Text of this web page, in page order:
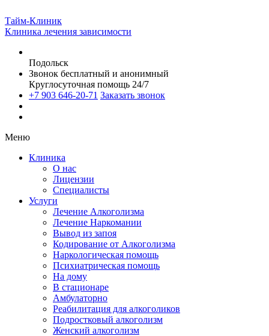
Тайм-Клиник
Клиника лечения зависимости
Подольск
Звонок бесплатный и анонимный
Круглосуточная помощь 24/7
+7 903 646-20-71 Заказать звонок
Меню
Клиника
О нас
Лицензии
Специалисты
Услуги
Лечение Алкоголизма
Лечение Наркомании
Вывод из запоя
Кодирование от Алкоголизма
Наркологическая помощь
Психиатрическая помощь
На дому
В стационаре
Амбулаторно
Реабилитация для алкоголиков
Подростковый алкоголизм
Женский алкоголизм